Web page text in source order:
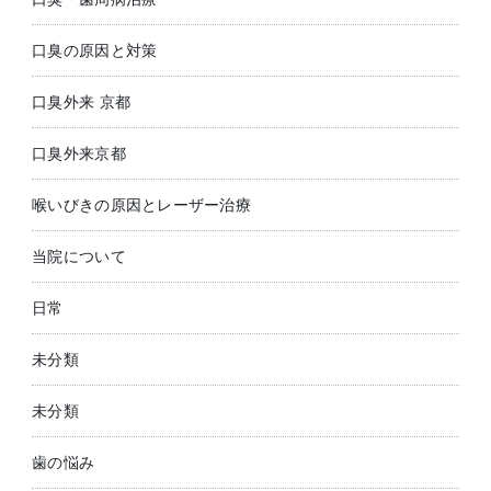
口臭の原因と対策
口臭外来 京都
口臭外来京都
喉いびきの原因とレーザー治療
当院について
日常
未分類
未分類
歯の悩み